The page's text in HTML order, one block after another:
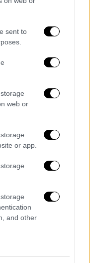
sent to
web or
or app.
and other
απέναντι
στη Γαλατά